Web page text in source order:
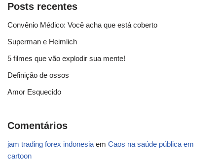
Posts recentes
Convênio Médico: Você acha que está coberto
Superman e Heimlich
5 filmes que vão explodir sua mente!
Definição de ossos
Amor Esquecido
Comentários
jam trading forex indonesia em Caos na saúde pública em
cartoon